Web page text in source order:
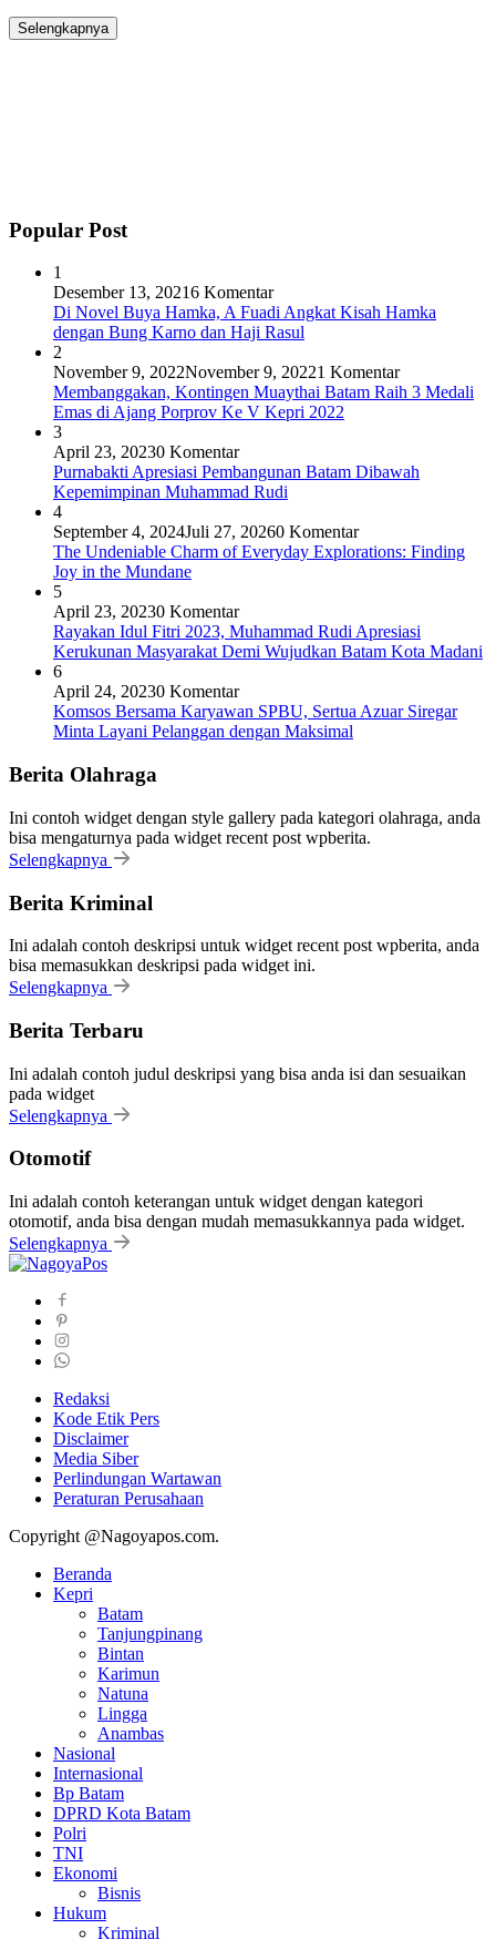
Selengkapnya
Popular Post
1
Desember 13, 20216 Komentar
Di Novel Buya Hamka, A Fuadi Angkat Kisah Hamka
dengan Bung Karno dan Haji Rasul
2
November 9, 2022November 9, 20221 Komentar
Membanggakan, Kontingen Muaythai Batam Raih 3 Medali
Emas di Ajang Porprov Ke V Kepri 2022
3
April 23, 20230 Komentar
Purnabakti Apresiasi Pembangunan Batam Dibawah
Kepemimpinan Muhammad Rudi
4
September 4, 2024Juli 27, 20260 Komentar
The Undeniable Charm of Everyday Explorations: Finding
Joy in the Mundane
5
April 23, 20230 Komentar
Rayakan Idul Fitri 2023, Muhammad Rudi Apresiasi
Kerukunan Masyarakat Demi Wujudkan Batam Kota Madani
6
April 24, 20230 Komentar
Komsos Bersama Karyawan SPBU, Sertua Azuar Siregar
Minta Layani Pelanggan dengan Maksimal
Berita Olahraga
Ini contoh widget dengan style gallery pada kategori olahraga, anda
bisa mengaturnya pada widget recent post wpberita.
Selengkapnya
Berita Kriminal
Ini adalah contoh deskripsi untuk widget recent post wpberita, anda
bisa memasukkan deskripsi pada widget ini.
Selengkapnya
Berita Terbaru
Ini adalah contoh judul deskripsi yang bisa anda isi dan sesuaikan
pada widget
Selengkapnya
Otomotif
Ini adalah contoh keterangan untuk widget dengan kategori
otomotif, anda bisa dengan mudah memasukkannya pada widget.
Selengkapnya
Redaksi
Kode Etik Pers
Disclaimer
Media Siber
Perlindungan Wartawan
Peraturan Perusahaan
Copyright @Nagoyapos.com.
Beranda
Kepri
Batam
Tanjungpinang
Bintan
Karimun
Natuna
Lingga
Anambas
Nasional
Internasional
Bp Batam
DPRD Kota Batam
Polri
TNI
Ekonomi
Bisnis
Hukum
Kriminal